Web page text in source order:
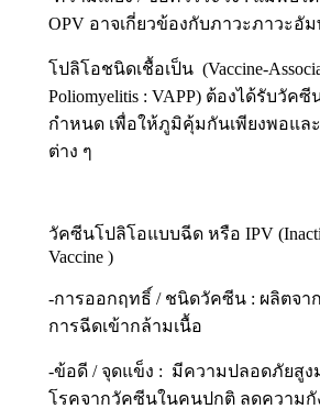
OPV อาจเกี่ยวข้องกับภาวะภาวะอั
โปลิโอชนิดเชื้อเป็น (Vaccine-
Poliomyelitis : VAPP) ต้องได้รับวัค
กำหนด เพื่อให้ภูมิคุ้มกันเพียงพอแล
ต่าง ๆ
วัคซีนโปลิโอแบบฉีด หรือ IPV
Vaccine )
-การออกฤทธิ์ / ชนิดวัคซีน : ผลิตจา
การฉีดเข้ากล้ามเนื้อ
-ข้อดี / จุดแข็ง : มีความปลอดภัยสูง
โรคจากวัคซีนในคนปกติ ลดความกั